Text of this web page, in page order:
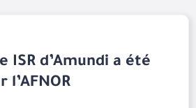
ISR d’Amundi a été